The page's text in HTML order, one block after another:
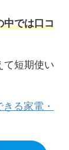
中では口コ
て短期使い
る家電・